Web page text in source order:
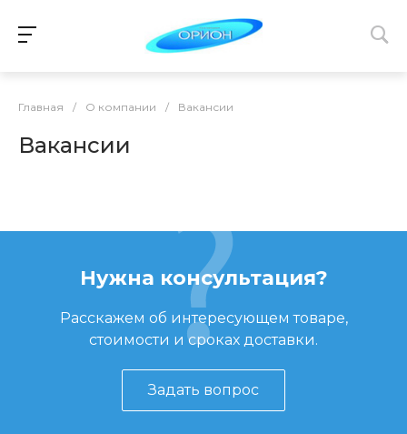
Главная / О компании / Вакансии
Вакансии
Нужна консультация?
Расскажем об интересующем товаре,
стоимости и сроках доставки.
Задать вопрос